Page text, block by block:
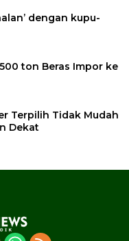
dengan kupu-
ton Beras Impor ke
Terpilih Tidak Mudah
Dekat